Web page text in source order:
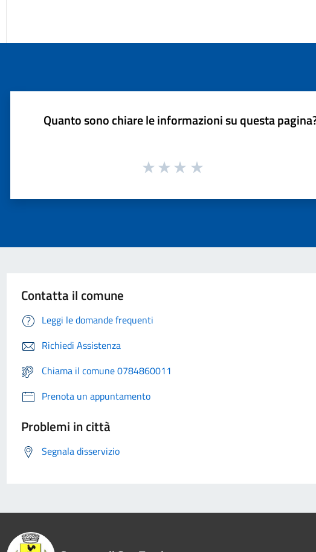
Quanto sono chiare le informazioni su questa
Contatta il comune
Leggi le domande frequenti
Richiedi Assistenza
Chiama il comune 0784860011
Prenota un appuntamento
Problemi in città
Segnala disservizio